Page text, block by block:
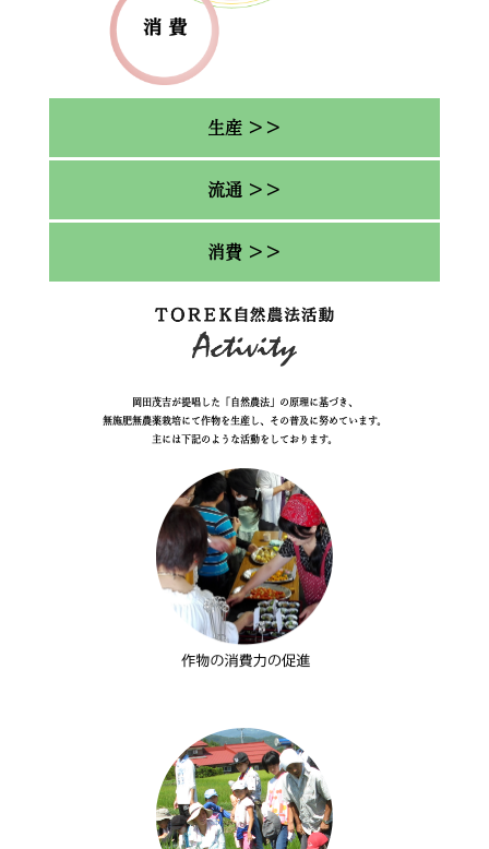
生産 ＞＞
流通 ＞＞
消費 ＞＞
岡田茂吉が提唱した「自然農法」の原理に基づき、
無施肥無農薬栽培にて作物を生産し、その普及に努めています。
主には下記のような活動をしております。